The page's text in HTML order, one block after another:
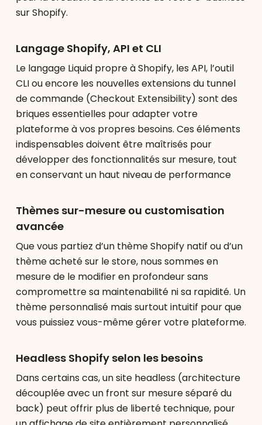
sur Shopify.
Langage Shopify, API et CLI
Le langage Liquid propre à Shopify, les API, l’outil
CLI ou encore les nouvelles extensions du tunnel
de commande (Checkout Extensibility) sont des
briques essentielles pour adapter votre
plateforme à vos propres besoins. Ces éléments
indispensables doivent être maîtrisés pour
développer des fonctionnalités sur mesure, tout
en conservant un haut niveau de performance
Thèmes sur-mesure ou customisation
avancée
Que vous partiez d’un thème Shopify natif ou d’un
thème acheté sur le store, nous sommes en
mesure de le modifier en profondeur sans
compromettre sa maintenabilité ni sa rapidité. Un
thème personnalisé mais surtout intuitif pour que
vous puissiez vous-même gérer votre plateforme.
Headless Shopify selon les besoins
Dans certains cas, un site headless (architecture
découplée avec un front sur mesure séparé du
back) peut offrir plus de liberté technique, pour